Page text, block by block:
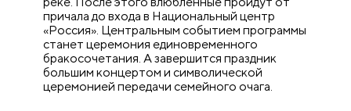
причала до входа в Национальный центр
«Россия». Центральным событием программы
станет церемония единовременного
бракосочетания. А завершится праздник
большим концертом и символической
церемонией передачи семейного очага.